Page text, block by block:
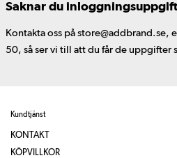
Saknar du
Kontakta oss på store@addbrand.se,
50, så ser vi till att du får de uppgifter
Kundtjänst
KONTAKT
KÖPVILLKOR